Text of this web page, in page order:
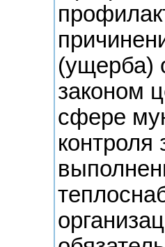
(ущерба)
законом
сфере
контроля